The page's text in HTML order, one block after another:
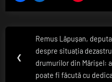
Navigare
articole
❮
Previous
Post:
Remus Lăpușan,
despre situația
drumurilor din Mărișel:
poate fi făcută cu